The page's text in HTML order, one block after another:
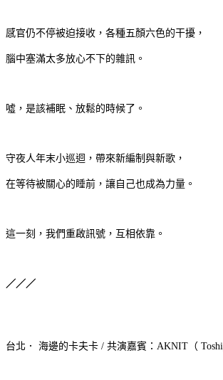
感官仍不停被迫接收，各種五顏六色的干擾，
腦中塞滿太多放心不下的雜訊。
噓，是該補眠、放鬆的時候了。
守夜人年末小巡迴，帶來新編制與新歌，
在等待被關心的睡前，讓自己也成為力量。
這一刻，我們重啟訊號，互相依靠。
／／／
台北． 海邊的卡夫卡 / 共演嘉賓：AKNIT（